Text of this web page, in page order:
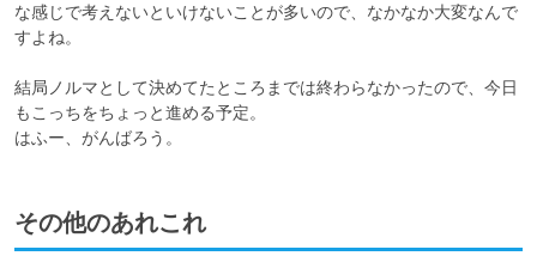
な感じで考えないといけないことが多いので、なかなか大変なんで
すよね。
結局ノルマとして決めてたところまでは終わらなかったので、今日
もこっちをちょっと進める予定。
はふー、がんばろう。
その他のあれこれ